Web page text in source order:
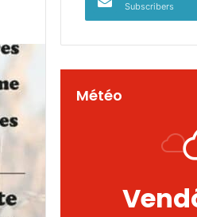
Subscribers
Météo